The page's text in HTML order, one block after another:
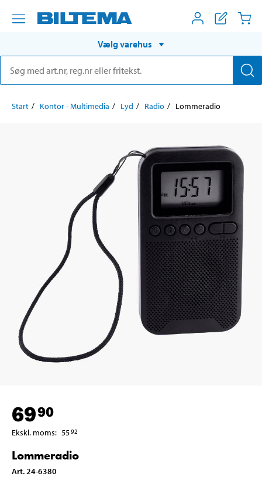
Vælg varehus
Start Kontor - Multimedia Lyd Radio Lommeradio
6990
Ekskl. moms: 5592
Lommeradio
Art. 24-6380